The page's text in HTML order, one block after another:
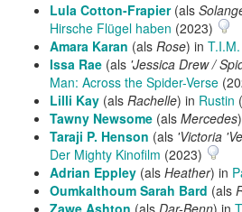
Lula Cotton-Frapier(als
Hirsche Flügel haben (2023)
Amara Karan (als Rose) in T.I.M.
Issa Rae (als 'Jessica Drew /
Man: Across the Spider-Verse
Lilli Kay (als Rachelle) in Rustin
Tawny Newsome (als Mercedes
Taraji P. Henson (als 'Victoria
Der Mighty Kinofilm (2023)
Adrian Eppley (als Heather) in
Oumkalthoum Sarah Bard (als